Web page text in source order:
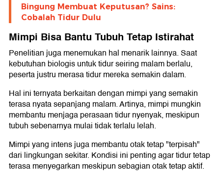
Bingung Membuat Keputusan? Sains:
Cobalah Tidur Dulu
Mimpi Bisa Bantu Tubuh Tetap Istirahat
Penelitian juga menemukan hal menarik lainnya. Saat
kebutuhan biologis untuk tidur seiring malam berlalu,
peserta justru merasa tidur mereka semakin dalam.
Hal ini ternyata berkaitan dengan mimpi yang semakin
terasa nyata sepanjang malam. Artinya, mimpi mungkin
membantu menjaga perasaan tidur nyenyak, meskipun
tubuh sebenarnya mulai tidak terlalu lelah.
Mimpi yang intens juga membantu otak tetap "terpisah"
dari lingkungan sekitar. Kondisi ini penting agar tidur tetap
terasa menyegarkan meskipun sebagian otak tetap aktif.